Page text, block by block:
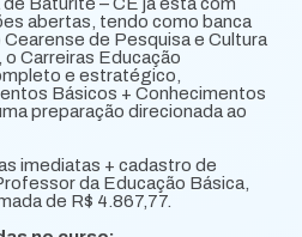
abertas, tendo como banca
de Pesquisa e Cultura
Carreiras Educação
e estratégico,
Básicos + Conhecimentos
preparação direcionada ao
imediatas + cadastro de
da Educação Básica,
de R$ 4.867,77.